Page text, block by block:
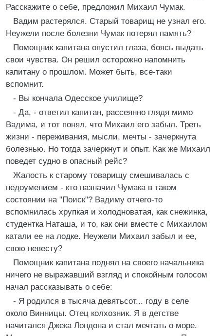
Расскажите о себе, предложил Михаил Чумак.
Вадим растерялся. Старый товарищ не узнал его.
Неужели после болезни Чумак потерял память?
Помощник капитана опустил глаза, боясь выдать
свои чувства. Он решил осторожно напомнить
капитану о прошлом. Может быть, все-таки
вспомнит.
- Вы кончала Одесское училище?
- Да, - ответил капитан, рассеянно глядя мимо
Вадима, и тот понял, что Михаил его забыл. Треть
жизни - переживания, мысли, мечты - зачеркнута
болезнью. Но тогда зачеркнут и опыт. Как же Михаил
поведет судно в опасный рейс?
Жалость к старому товарищу смешивалась с
недоумением - кто назначил Чумака в таком
состоянии на "Поиск"? Вадиму отчего-то
вспомнилась хрупкая и холодноватая, как снежинка,
студентка Наташа, и то, как они вместе с Михаилом
катали ее на лодке. Неужели Михаил забыл и ее,
свою невесту?
Помощник капитана поднял на своего начальника
ничего не выражавший взгляд и спокойным голосом
начал рассказывать о себе:
- Я родился в тысяча девятьсот... году в селе
около Винницы. Отец колхозник. Я в детстве
начитался Джека Лондона и стал мечтать о море.